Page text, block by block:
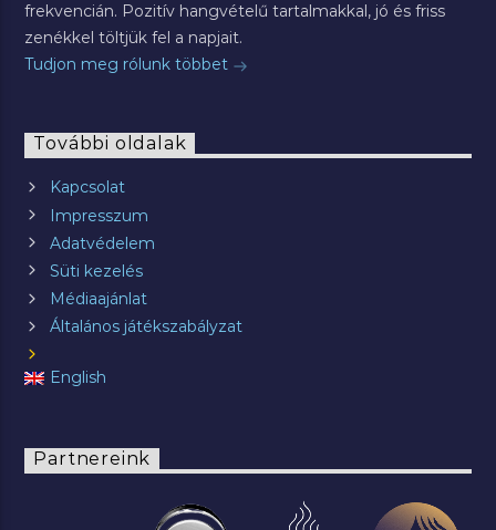
frekvencián. Pozitív hangvételű tartalmakkal, jó és friss
zenékkel töltjük fel a napjait.
Tudjon meg rólunk többet
További oldalak
Kapcsolat
Impresszum
Adatvédelem
Süti kezelés
Médiaajánlat
Általános játékszabályzat
English
Partnereink